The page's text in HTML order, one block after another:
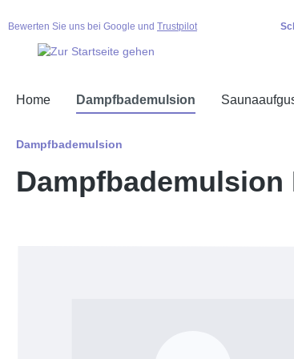
Bewerten Sie uns bei Google und Trustpilot
Home Dampfbademulsion
Dampfbademulsion
Dampfbademulsion